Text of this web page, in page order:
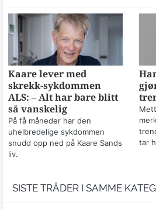
Kaare lever med
skrekk-sykdommen
ALS: – Alt har bare blitt
så vanskelig
På få måneder har den
uhelbredelige sykdommen
snudd opp ned på Kaare Sands
liv.
tar
SISTE TRÅDER I SAMME